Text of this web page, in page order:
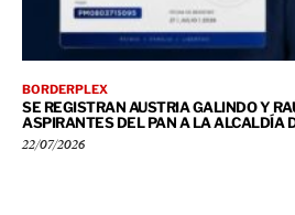
BORDERPLEX
SE REGISTRAN AUSTRIA GALINDO Y
ASPIRANTES DEL PAN A LA ALCALDÍA
22/07/2026